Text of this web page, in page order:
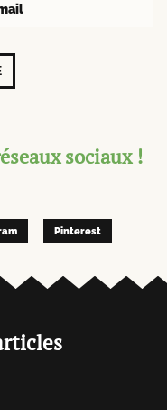
sociaux !
Pinterest